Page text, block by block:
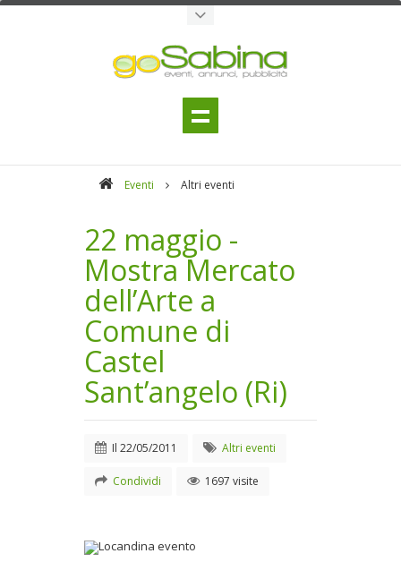
Eventi Altri eventi
22 maggio -
Mostra Mercato
dell’Arte a
Comune di
Castel
Sant’angelo (Ri)
Il 22/05/2011 Altri eventi
Condividi 1697 visite